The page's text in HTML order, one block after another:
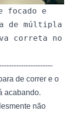
focado e
de múltipla
correta no
de correr e o
acabando.
não